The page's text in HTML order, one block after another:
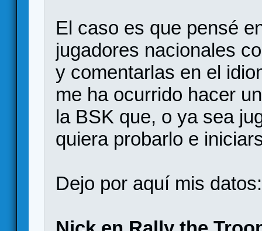
El caso es que pensé
jugadores nacionales
y comentarlas en el
me ha ocurrido hacer
la BSK que, o ya sea
quiera probarlo e
Dejo por aquí mis datos: